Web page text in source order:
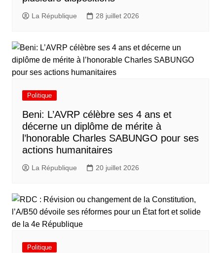
La République 28 juillet 2026
Politique
Beni: L’AVRP célèbre ses 4 ans et
décerne un diplôme de mérite à
l’honorable Charles SABUNGO pour ses
actions humanitaires
La République 20 juillet 2026
Politique